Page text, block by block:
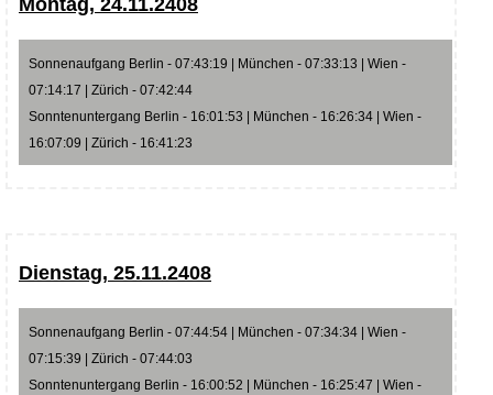
Montag, 24.11.2408
Sonnenaufgang Berlin - 07:43:19 | München - 07:33:13 | Wien -
07:14:17 | Zürich - 07:42:44
Sonntenuntergang Berlin - 16:01:53 | München - 16:26:34 | Wien -
16:07:09 | Zürich - 16:41:23
Dienstag, 25.11.2408
Sonnenaufgang Berlin - 07:44:54 | München - 07:34:34 | Wien -
07:15:39 | Zürich - 07:44:03
Sonntenuntergang Berlin - 16:00:52 | München - 16:25:47 | Wien -